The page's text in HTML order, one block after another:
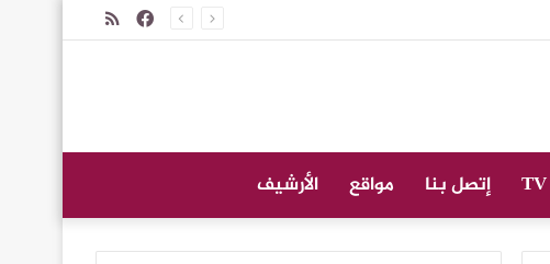
ملخصفيسبوك
إتصل بنا مواقع الأرشيف